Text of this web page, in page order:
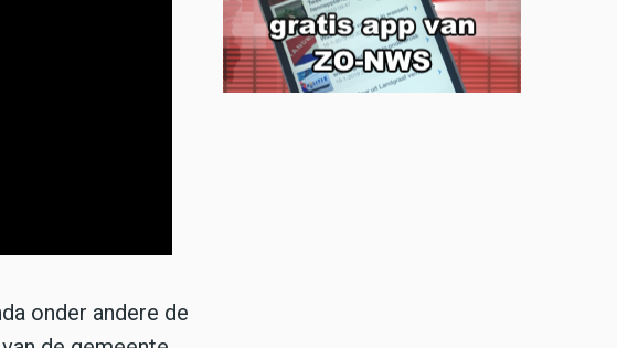
onder andere de